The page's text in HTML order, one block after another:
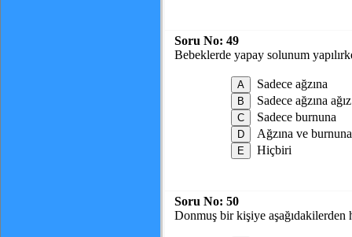
Soru No: 49
Bebeklerde yapay solunum
Sadece ağzına
Sadece ağzına
Sadece burnuna
Ağzına ve
Hiçbiri
Soru No: 50
Donmuş bir kişiye aşağıdakilerden